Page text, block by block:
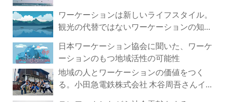
ワーケーションは新しいライフスタイル。
観光の代替ではないワーケーションの知ら
日本ワーケーション協会に聞いた、ワーケ
ーションのもつ地域活性の可能性
地域の人とワーケーションの価値をつく
る。小田急電鉄株式会社 木谷周吾さんイン